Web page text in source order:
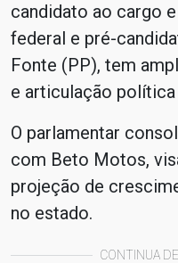
candidato ao cargo
federal e pré-
Fonte (PP), tem
e articulação
O parlamentar
com Beto Motos,
projeção de
no estado.
CONTINUA